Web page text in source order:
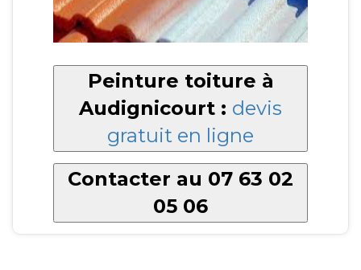
Peinture toiture à
Audignicourt : devis
gratuit en ligne
Contacter au 07 63 02
05 06